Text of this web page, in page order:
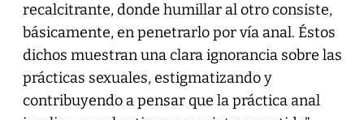
recalcitrante, donde humillar al otro consiste,
básicamente, en penetrarlo por vía anal. Éstos
dichos muestran una clara ignorancia sobre las
prácticas sexuales, estigmatizando y
contribuyendo a pensar que la práctica anal